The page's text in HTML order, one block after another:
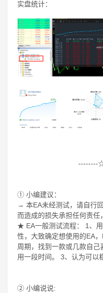
实盘统计：
--------
① 小编建议：
→ 本EA未经测试，请自行
而造成的损失承担任何责任
★ EA一般测试流程： 1、
性，大致确定想使用的EA
周期，找到一款或几款自
用一段时间。 3、认为可以
② 小编说说: